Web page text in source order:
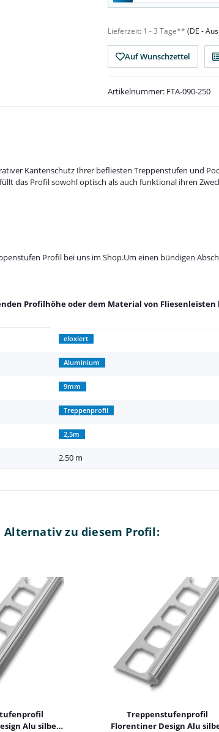
Lieferzeit: 1 - 3 Tage** (DE -
Auf Wunschzettel
Artikelnummer: FTA-090-250
Kantenschutz Ihrer befliesten Treppenstufen und
das Profil sowohl optisch als auch funktional ihren
Profil bei uns im Shop.Um einen bündigen
Profilhöhe oder dem Material von
eloxiert
Aluminium
9mm
Treppenprofil
2,5m
2,50 m
Alternativ zu diesem Profil:
Alu silber
Treppenstufenprofil
Florentiner Design Alu